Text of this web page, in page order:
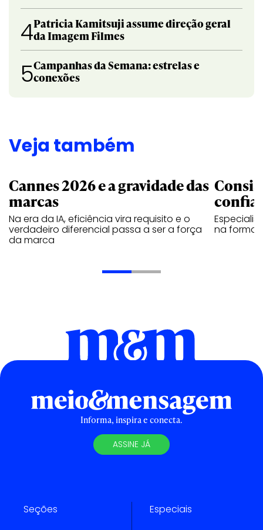
4Patricia Kamitsuji assume direção geral
da Imagem Filmes
5Campanhas da Semana: estrelas e
conexões
Veja também
Cannes 2026 e a gravidade das
marcas
Na era da IA, eficiência vira requisito e o
verdadeiro diferencial passa a ser a força
da marca
na forma
Informa, inspira e conecta.
ASSINE JÁ
Seções Especiais